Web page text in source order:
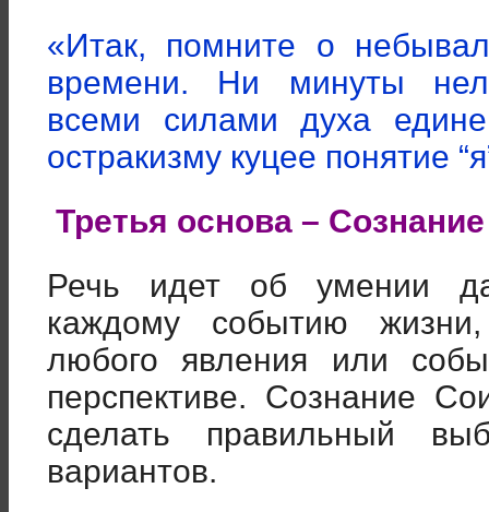
«Итак, помните о
времени. Ни минуты
всеми силами духа
остракизму куцее понятие
Третья основа –
Речь идет об умении
каждому событию
любого явления или
перспективе. Сознание
сделать правильный
вариантов.